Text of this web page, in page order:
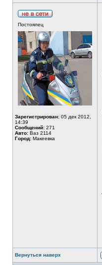
Постоялец
Зарегистрирован: 05 дек 2012,
14:39
Сообщений: 271
Авто: Ваз 2114
Город: Макеевка
Вернуться наверх